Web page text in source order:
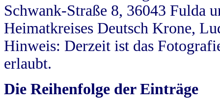
Schwank-Straße 8, 36043 Fulda
Heimatkreises Deutsch Krone,
Hinweis: Derzeit ist das
erlaubt.
Die Reihenfolge der Einträge